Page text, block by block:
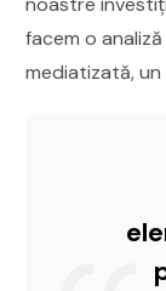
facem o
mediatizată,